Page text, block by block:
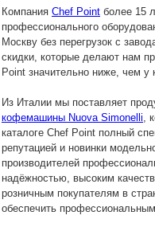
Компания Chef Point более 15
профессионального
Москву без перегрузок с
скидки, которые делают нам
Point значительно ниже, чем у
Из Италии мы поставляет
кофемашины Nuova Simonelli,
каталоге Chef Point полный
репутацией и новинки
производителей
надёжностью, высоким
розничным покупателям в
обеспечить